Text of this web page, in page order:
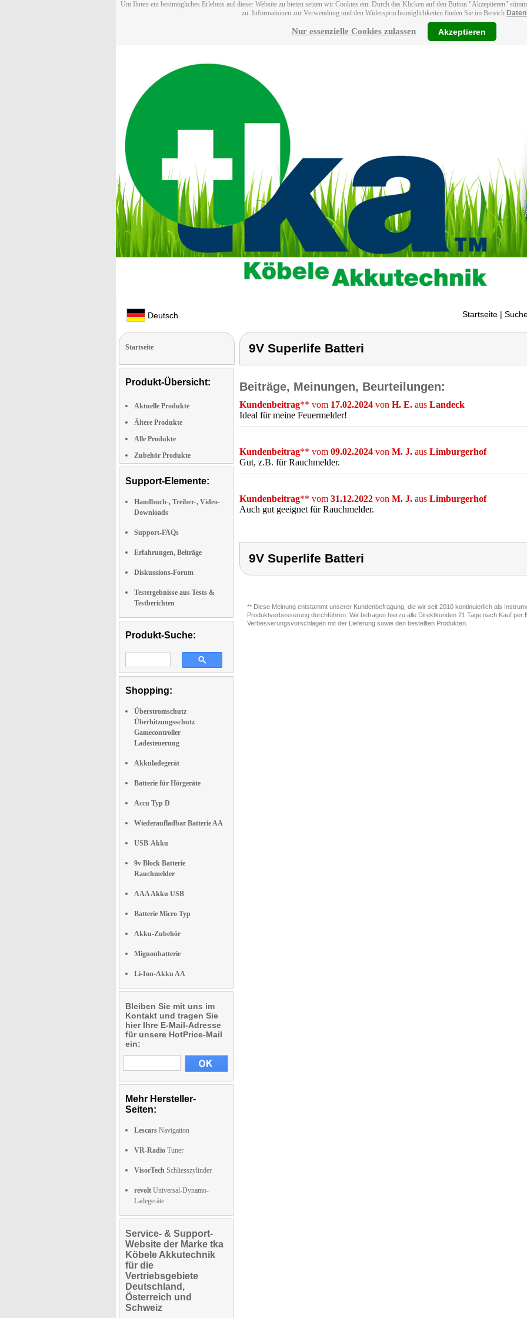
Um Ihnen ein bestmögliches Erlebnis auf dieser Website zu bieten setzen wir Cookies ein. Durch das Klicken auf den Button "Akzeptieren"
zu. Informationen zur Verwendung und den Widerspruchsmöglichkeiten finden Sie im Bereich
Nur essenzielle Cookies zulassen Akzeptieren
Deutsch Startseite |
Startseite
Produkt-Übersicht:
Aktuelle Produkte
Ältere Produkte
Alle Produkte
Zubehör Produkte
Support-Elemente:
Handbuch-, Treiber-, Video-
Downloads
Support-FAQs
Erfahrungen, Beiträge
Diskussions-Forum
Testergebnisse aus Tests &
Testberichten
Produkt-Suche:
Shopping:
Überstromschutz
Überhitzungsschutz
Gamecontroller
Ladesteuerung
Akkuladegerät
Batterie für Hörgeräte
Accu Typ D
Wiederaufladbar Batterie AA
USB-Akku
9v Block Batterie
Rauchmelder
AAA Akku USB
Batterie Micro Typ
Akku-Zubehör
Mignonbatterie
Li-Ion-Akku AA
Bleiben Sie mit uns im
Kontakt und tragen Sie
hier Ihre E-Mail-Adresse
für unsere HotPrice-Mail
ein:
Mehr Hersteller-
Seiten:
Lescars Navigation
VR-Radio Tuner
VisorTech Schliesszylinder
revolt Universal-Dynamo-
Ladegeräte
Service- & Support-
Website der Marke tka
Köbele Akkutechnik
für die
Vertriebsgebiete
Deutschland,
Österreich und
Schweiz
9V Superlife Batteri
Beiträge, Meinungen, Beurteilungen:
Kundenbeitrag** vom 17.02.2024 von H. E. aus Landeck
Ideal für meine Feuermelder!
Kundenbeitrag** vom 09.02.2024 von M. J. aus Limburgerhof
Gut, z.B. für Rauchmelder.
Kundenbeitrag** vom 31.12.2022 von M. J. aus Limburgerhof
Auch gut geeignet für Rauchmelder.
9V Superlife Batteri
** Diese Meinung entstammt unserer Kundenbefragung, die wir seit 2010 kontinuierlich als
Produktverbesserung durchführen. Wir befragen hierzu alle Direktkunden 21 Tage nach Kauf per
Verbesserungsvorschlägen mit der Lieferung sowie den bestellten Produkten.